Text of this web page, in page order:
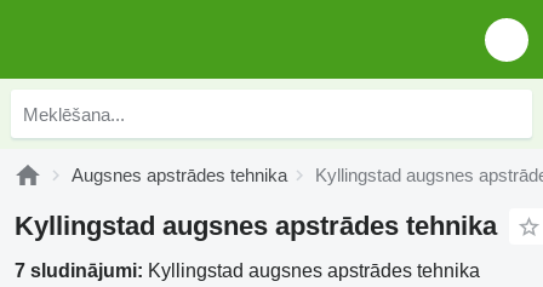
Augsnes apstrādes tehnika Kyllingstad augsnes
Kyllingstad augsnes apstrādes tehnika
7 sludinājumi: Kyllingstad augsnes apstrādes tehnika